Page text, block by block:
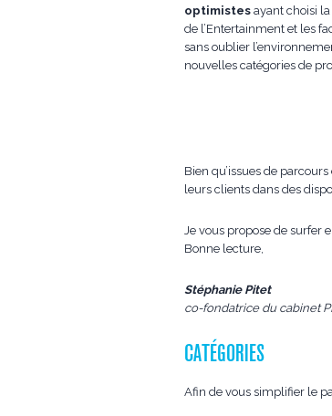
optimistes ayant choisi
de l’Entertainment et les
sans oublier
nouvelles catégories de
Bien qu’issues de
leurs clients dans des
Je vous propose de surfer
Bonne lecture,
Stéphanie Pitet
co-fondatrice du cabinet
CATÉGORIES
Afin de vous simplifier le